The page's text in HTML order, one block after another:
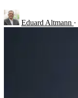
Eduard Altmann ·